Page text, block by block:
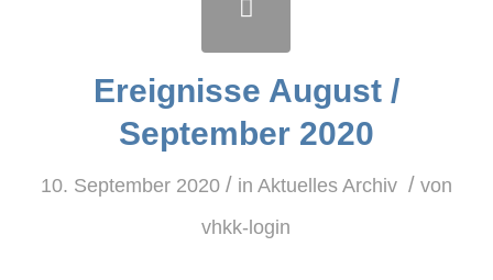
Ereignisse August /
September 2020
10. September 2020 / in Aktuelles Archiv / von
vhkk-login